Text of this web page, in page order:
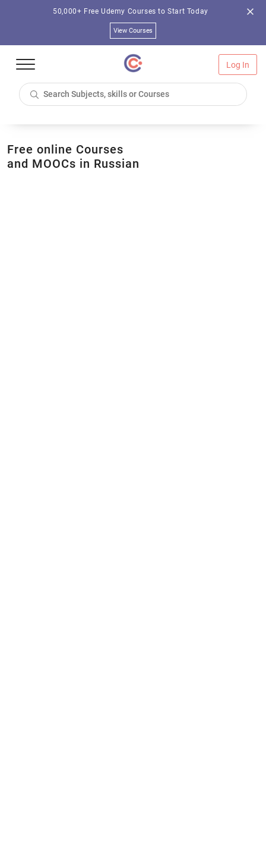
50,000+ Free Udemy Courses to Start Today
View Courses
Log In
Free online Courses
and MOOCs in Russian